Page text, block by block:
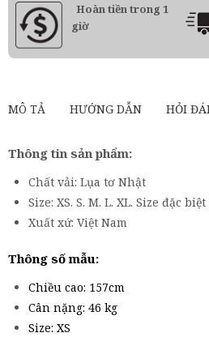
Hoàn tiền trong 1
giờ
MÔ TẢ HƯỚNG DẪN HỎI
Thông tin sản phẩm:
Chất vải: Lụa tơ Nhật
Size: XS. S. M. L. XL. Size đặc
Xuất xứ: Việt Nam
Thông số mẫu:
Chiều cao: 157cm
Cân nặng: 46 kg
Size: XS